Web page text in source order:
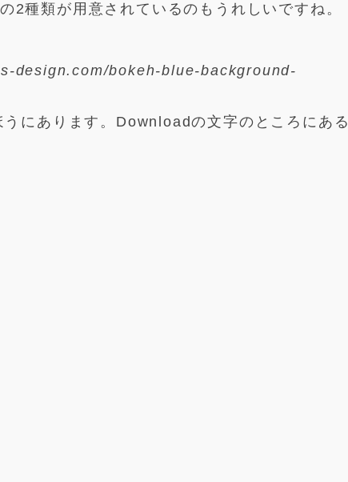
種類が用意されているのもうれしいですね。
design.com/bokeh-blue-background-
にあります。Downloadの文字のところにある